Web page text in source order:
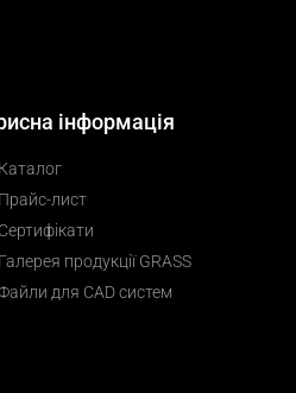
інформація
Каталог
Прайс-лист
Сертифікати
Галерея продукції GRASS
для CAD систем